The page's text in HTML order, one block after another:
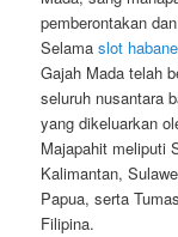
pemberontakan
Selamaslot
Gajah Mada telah
seluruh nusantara
yang dikeluarkan
Majapahit meliputi
Kalimantan,
Papua, serta
Filipina.